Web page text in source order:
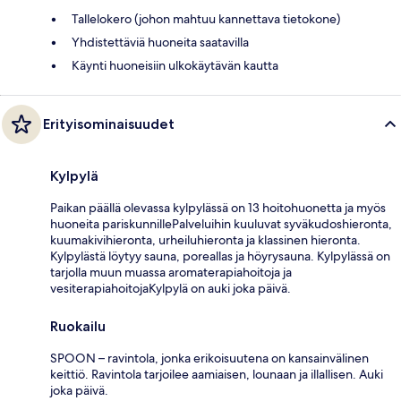
Tallelokero (johon mahtuu kannettava tietokone)
Yhdistettäviä huoneita saatavilla
Käynti huoneisiin ulkokäytävän kautta
Erityisominaisuudet
Kylpylä
Paikan päällä olevassa kylpylässä on 13 hoitohuonetta ja myös
huoneita pariskunnillePalveluihin kuuluvat syväkudoshieronta,
kuumakivihieronta, urheiluhieronta ja klassinen hieronta.
Kylpylästä löytyy sauna, poreallas ja höyrysauna. Kylpylässä on
tarjolla muun muassa aromaterapiahoitoja ja
vesiterapiahoitojaKylpylä on auki joka päivä.
Ruokailu
SPOON – ravintola, jonka erikoisuutena on kansainvälinen
keittiö. Ravintola tarjoilee aamiaisen, lounaan ja illallisen. Auki
joka päivä.